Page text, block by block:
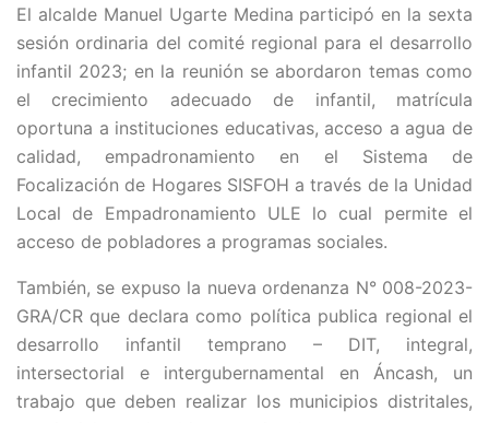
El alcalde Manuel Ugarte Medina participó en la sexta
sesión ordinaria del comité regional para el desarrollo
infantil 2023; en la reunión se abordaron temas como
el crecimiento adecuado de infantil, matrícula
oportuna a instituciones educativas, acceso a agua de
calidad, empadronamiento en el Sistema de
Focalización de Hogares SISFOH a través de la Unidad
Local de Empadronamiento ULE lo cual permite el
acceso de pobladores a programas sociales.
También, se expuso la nueva ordenanza N° 008-2023-
GRA/CR que declara como política publica regional el
desarrollo infantil temprano – DIT, integral,
intersectorial e intergubernamental en Áncash, un
trabajo que deben realizar los municipios distritales,